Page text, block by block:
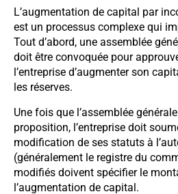
L’augmentation de capital par
est un processus complexe qui
Tout d’abord, une assemblée
doit être convoquée pour
l’entreprise d’augmenter son
les réserves.
Une fois que l’assemblée
proposition, l’entreprise doit
modification de ses statuts à
(généralement le registre du
modifiés doivent spécifier le
l’augmentation de capital.